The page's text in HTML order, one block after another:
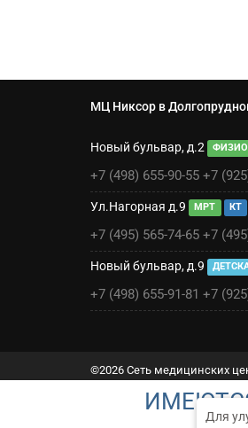
Для
МЦ Никсор в
Новый бульвар, д.2
+7 (498) 655-90-55 +7
Ул.Нагорная д.9 МРТ КТ
+7 (495) 565-74-65 +7
Новый бульвар, д.9
+7 (498) 655-91-81 +7
©2026 Сеть медицинских